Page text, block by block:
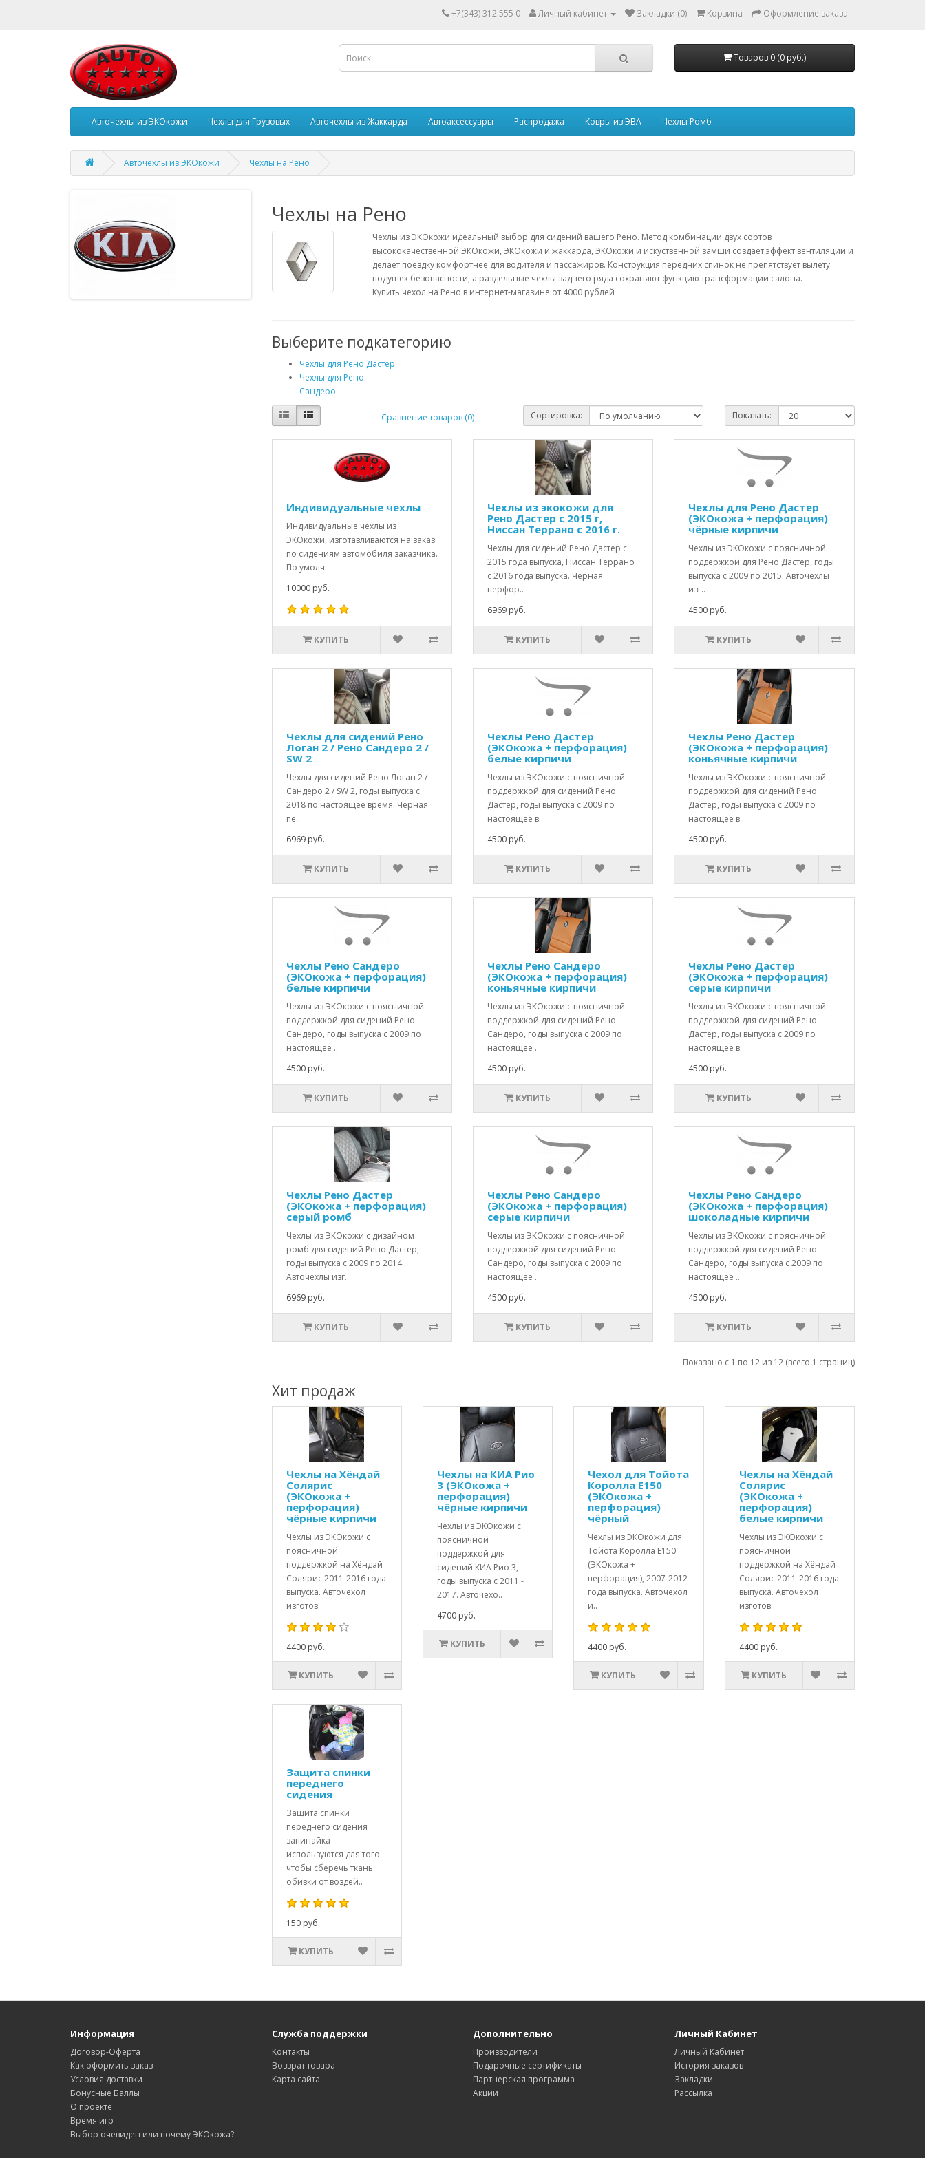
+7(343) 312 555 0 Личный кабинет Закладки (0) Корзина Оформление заказа
Товаров 0 (0 руб.)
Авточехлы из ЭКОкожи Чехлы для Грузовых Авточехлы из Жаккарда Автоаксессуары Распродажа Ковры из ЭВА Чехлы Ромб
Авточехлы из ЭКОкожи Чехлы на Рено
Чехлы на Рено
Чехлы из ЭКОкожи идеальный выбор для сидений вашего Рено. Метод комбинации двух сортов
высококачественной ЭКОкожи, ЭКОкожи и жаккарда, ЭКОкожи и искуственной замши создаёт эффект вентиляции и
делает поездку комфортнее для водителя и пассажиров. Конструкция передних спинок не препятствует вылету
подушек безопасности, а раздельные чехлы заднего ряда сохраняют функцию трансформации салона.
Купить чехол на Рено в интернет-магазине от 4000 рублей
Выберите подкатегорию
Чехлы для Рено Дастер
Чехлы для Рено
Сандеро
Сравнение товаров (0) Сортировка: Показать:
Индивидуальные чехлы
Индивидуальные чехлы из
ЭКОкожи, изготавливаются на заказ
по сидениям автомобиля заказчика.
По умолч..
10000 руб.
КУПИТЬ
Чехлы из экокожи для
Рено Дастер с 2015 г,
Ниссан Террано с 2016 г.
Чехлы для сидений Рено Дастер с
2015 года выпуска, Ниссан Террано
с 2016 года выпуска. Чёрная
перфор..
6969 руб.
КУПИТЬ
Чехлы для Рено Дастер
(ЭКОкожа + перфорация)
чёрные кирпичи
Чехлы из ЭКОкожи с поясничной
поддержкой для Рено Дастер, годы
выпуска с 2009 по 2015. Авточехлы
изг..
4500 руб.
КУПИТЬ
Чехлы для сидений Рено
Логан 2 / Рено Сандеро 2 /
SW 2
Чехлы для сидений Рено Логан 2 /
Сандеро 2 / SW 2, годы выпуска с
2018 по настоящее время. Чёрная
пе..
6969 руб.
КУПИТЬ
Чехлы Рено Дастер
(ЭКОкожа + перфорация)
белые кирпичи
Чехлы из ЭКОкожи с поясничной
поддержкой для сидений Рено
Дастер, годы выпуска с 2009 по
настоящее в..
4500 руб.
КУПИТЬ
Чехлы Рено Дастер
(ЭКОкожа + перфорация)
коньячные кирпичи
Чехлы из ЭКОкожи с поясничной
поддержкой для сидений Рено
Дастер, годы выпуска с 2009 по
настоящее в..
4500 руб.
КУПИТЬ
Чехлы Рено Сандеро
(ЭКОкожа + перфорация)
белые кирпичи
Чехлы из ЭКОкожи с поясничной
поддержкой для сидений Рено
Сандеро, годы выпуска с 2009 по
настоящее ..
4500 руб.
КУПИТЬ
Чехлы Рено Сандеро
(ЭКОкожа + перфорация)
коньячные кирпичи
Чехлы из ЭКОкожи с поясничной
поддержкой для сидений Рено
Сандеро, годы выпуска с 2009 по
настоящее ..
4500 руб.
КУПИТЬ
Чехлы Рено Дастер
(ЭКОкожа + перфорация)
серые кирпичи
Чехлы из ЭКОкожи с поясничной
поддержкой для сидений Рено
Дастер, годы выпуска с 2009 по
настоящее в..
4500 руб.
КУПИТЬ
Чехлы Рено Дастер
(ЭКОкожа + перфорация)
серый ромб
Чехлы из ЭКОкожи с дизайном
ромб для сидений Рено Дастер,
годы выпуска с 2009 по 2014.
Авточехлы изг..
6969 руб.
КУПИТЬ
Чехлы Рено Сандеро
(ЭКОкожа + перфорация)
серые кирпичи
Чехлы из ЭКОкожи с поясничной
поддержкой для сидений Рено
Сандеро, годы выпуска с 2009 по
настоящее ..
4500 руб.
КУПИТЬ
Чехлы Рено Сандеро
(ЭКОкожа + перфорация)
шоколадные кирпичи
Чехлы из ЭКОкожи с поясничной
поддержкой для сидений Рено
Сандеро, годы выпуска с 2009 по
настоящее ..
4500 руб.
КУПИТЬ
Показано с 1 по 12 из 12 (всего 1 страниц)
Хит продаж
Чехлы на Хёндай
Солярис
(ЭКОкожа +
перфорация)
чёрные кирпичи
Чехлы из ЭКОкожи с
поясничной
поддержкой на Хёндай
Солярис 2011-2016 года
выпуска. Авточехол
изготов..
4400 руб.
КУПИТЬ
Чехлы на КИА Рио
3 (ЭКОкожа +
перфорация)
чёрные кирпичи
Чехлы из ЭКОкожи с
поясничной
поддержкой для
сидений КИА Рио 3,
годы выпуска с 2011 -
2017. Авточехо..
4700 руб.
КУПИТЬ
Чехол для Тойота
Королла Е150
(ЭКОкожа +
перфорация)
чёрный
Чехлы из ЭКОкожи для
Тойота Королла Е150
(ЭКОкожа +
перфорация), 2007-2012
года выпуска. Авточехол
и..
4400 руб.
КУПИТЬ
Чехлы на Хёндай
Солярис
(ЭКОкожа +
перфорация)
белые кирпичи
Чехлы из ЭКОкожи с
поясничной
поддержкой на Хёндай
Солярис 2011-2016 года
выпуска. Авточехол
изготов..
4400 руб.
КУПИТЬ
Защита спинки
переднего
сидения
Защита спинки
переднего сидения
запинайка
используются для того
чтобы сберечь ткань
обивки от воздей..
150 руб.
КУПИТЬ
Информация
Договор-Оферта
Как оформить заказ
Условия доставки
Бонусные Баллы
О проекте
Время игр
Выбор очевиден или почему ЭКОкожа?
Служба поддержки
Контакты
Возврат товара
Карта сайта
Дополнительно
Производители
Подарочные сертификаты
Партнерская программа
Акции
Личный Кабинет
Личный Кабинет
История заказов
Закладки
Рассылка